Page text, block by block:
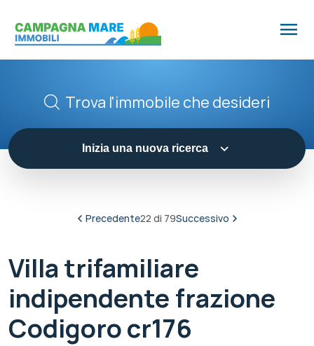
menu
Trova l'immobile che desideri
Inizia una nuova ricerca expand_more
Precedente22 di 79Successivo
Villa trifamiliare
indipendente frazione
Codigoro cr176